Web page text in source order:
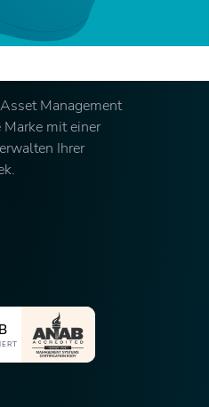
Management
mit einer
Ihrer